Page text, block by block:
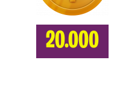
20.000